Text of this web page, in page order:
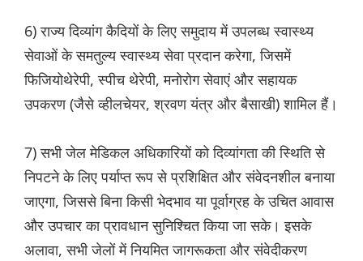
6) राज्य दिव्यांग कैदियों के लिए समुदाय में उपलब्ध स्वास्थ्य
सेवाओं के समतुल्य स्वास्थ्य सेवा प्रदान करेगा, जिसमें
फिजियोथेरेपी, स्पीच थेरेपी, मनोरोग सेवाएं और सहायक
उपकरण (जैसे व्हीलचेयर, श्रवण यंत्र और बैसाखी) शामिल हैं।
7) सभी जेल मेडिकल अधिकारियों को दिव्यांगता की स्थिति से
निपटने के लिए पर्याप्त रूप से प्रशिक्षित और संवेदनशील बनाया
जाएगा, जिससे बिना किसी भेदभाव या पूर्वाग्रह के उचित आवास
और उपचार का प्रावधान सुनिश्चित किया जा सके। इसके
अलावा, सभी जेलों में नियमित जागरूकता और संवेदीकरण